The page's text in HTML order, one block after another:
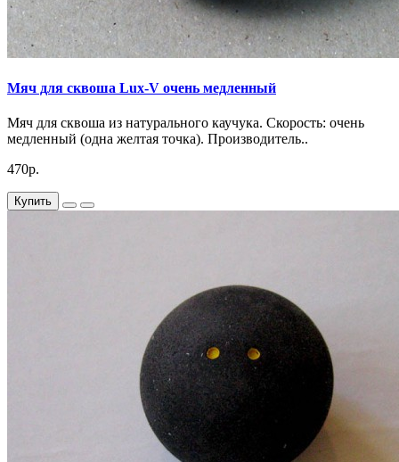
Мяч для сквоша Lux-V очень медленный
Мяч для сквоша из натурального каучука. Скорость: очень
медленный (одна желтая точка). Производитель..
470р.
Купить